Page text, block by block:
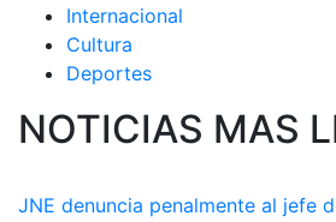
Internacional
Cultura
Deportes
NOTICIAS MAS
JNE denuncia penalmente al jefe